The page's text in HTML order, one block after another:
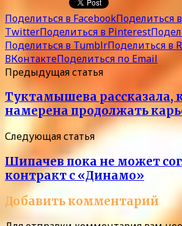
Поделиться в FacebookПоделиться в
TwitterПоделиться в Pinterest
Поделиться в TumblrПоделиться в
ВКонтактеПоделиться по Email
Предыдущая статья
Туктамышева рассказала,
намерена продолжать
Следующая статья
Шипачев пока не может
контракт с «Динамо»
Добавить комментарий